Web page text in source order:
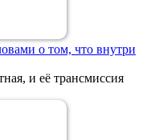
о том, что внутри
и её трансмиссия